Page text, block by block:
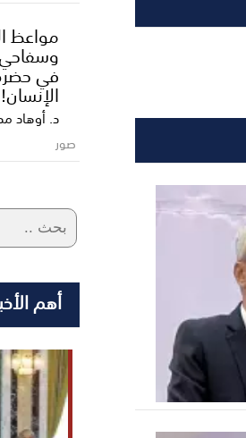
مواعظ
في
الإنسان!
د. أوهاد
صور
أهم